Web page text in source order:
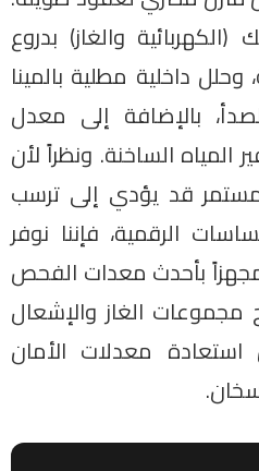
(الكهربائية والغاز) بدروع
داخلية مطلية بالمينا
بالإضافة إلى معدل
المياه الساخنة. ونظراً لأن
قد يؤدي إلى ترسب
الرقمية، فإننا نوفر
بأحدث معدات الفحص
مجموعات الغاز والإشعال
استعادة معدلات الأمان